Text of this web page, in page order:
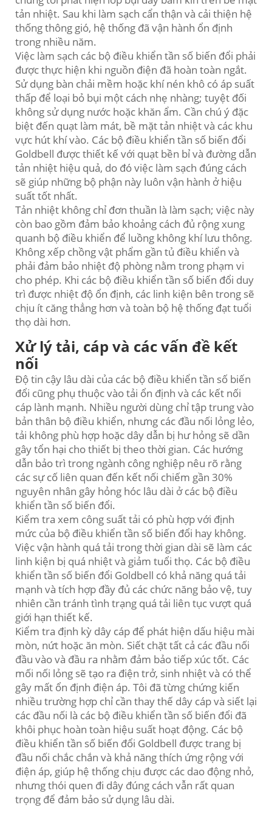
tản nhiệt. Sau khi làm sạch cẩn thận và cải thiện hệ
thống thông gió, hệ thống đã vận hành ổn định
trong nhiều năm.
Việc làm sạch các bộ điều khiển tần số biến đổi phải
được thực hiện khi nguồn điện đã hoàn toàn ngắt.
Sử dụng bàn chải mềm hoặc khí nén khô có áp suất
thấp để loại bỏ bụi một cách nhẹ nhàng; tuyệt đối
không sử dụng nước hoặc khăn ẩm. Cần chú ý đặc
biệt đến quạt làm mát, bề mặt tản nhiệt và các khu
vực hút khí vào. Các bộ điều khiển tần số biến đổi
Goldbell được thiết kế với quạt bền bỉ và đường dẫn
tản nhiệt hiệu quả, do đó việc làm sạch đúng cách
sẽ giúp những bộ phận này luôn vận hành ở hiệu
suất tốt nhất.
Tản nhiệt không chỉ đơn thuần là làm sạch; việc này
còn bao gồm đảm bảo khoảng cách đủ rộng xung
quanh bộ điều khiển để luồng không khí lưu thông.
Không xếp chồng vật phẩm gần tủ điều khiển và
phải đảm bảo nhiệt độ phòng nằm trong phạm vi
cho phép. Khi các bộ điều khiển tần số biến đổi duy
trì được nhiệt độ ổn định, các linh kiện bên trong sẽ
chịu ít căng thẳng hơn và toàn bộ hệ thống đạt tuổi
thọ dài hơn.
Xử lý tải, cáp và các vấn đề kết
nối
Độ tin cậy lâu dài của các bộ điều khiển tần số biến
đổi cũng phụ thuộc vào tải ổn định và các kết nối
cáp lành mạnh. Nhiều người dùng chỉ tập trung vào
bản thân bộ điều khiển, nhưng các đầu nối lỏng lẻo,
tải không phù hợp hoặc dây dẫn bị hư hỏng sẽ dần
gây tổn hại cho thiết bị theo thời gian. Các hướng
dẫn bảo trì trong ngành công nghiệp nêu rõ rằng
các sự cố liên quan đến kết nối chiếm gần 30%
nguyên nhân gây hỏng hóc lâu dài ở các bộ điều
khiển tần số biến đổi.
Kiểm tra xem công suất tải có phù hợp với định
mức của bộ điều khiển tần số biến đổi hay không.
Việc vận hành quá tải trong thời gian dài sẽ làm các
linh kiện bị quá nhiệt và giảm tuổi thọ. Các bộ điều
khiển tần số biến đổi Goldbell có khả năng quá tải
mạnh và tích hợp đầy đủ các chức năng bảo vệ, tuy
nhiên cần tránh tình trạng quá tải liên tục vượt quá
giới hạn thiết kế.
Kiểm tra định kỳ dây cáp để phát hiện dấu hiệu mài
mòn, nứt hoặc ăn mòn. Siết chặt tất cả các đầu nối
đầu vào và đầu ra nhằm đảm bảo tiếp xúc tốt. Các
mối nối lỏng sẽ tạo ra điện trở, sinh nhiệt và có thể
gây mất ổn định điện áp. Tôi đã từng chứng kiến
nhiều trường hợp chỉ cần thay thế dây cáp và siết lại
các đầu nối là các bộ điều khiển tần số biến đổi đã
khôi phục hoàn toàn hiệu suất hoạt động. Các bộ
điều khiển tần số biến đổi Goldbell được trang bị
đầu nối chắc chắn và khả năng thích ứng rộng với
điện áp, giúp hệ thống chịu được các dao động nhỏ,
nhưng thói quen đi dây đúng cách vẫn rất quan
trọng để đảm bảo sử dụng lâu dài.